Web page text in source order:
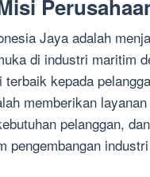
Jaya adalah
di industri maritim
kepada
memberikan
pelanggan, dan
pengembangan